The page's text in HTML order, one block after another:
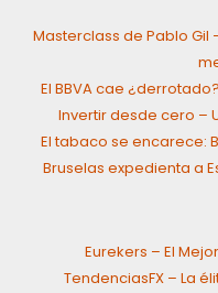
Masterclass de Pablo
El BBVA cae
Invertir desde cero –
El tabaco se encarece:
Bruselas expedienta a
Eurekers – El
TendenciasFX – La